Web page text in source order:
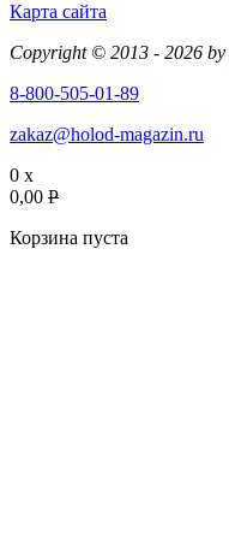
Карта сайта
Copyright © 2013 - 2026 by
8-800-505-01-89
zakaz@holod-magazin.ru
0 x
0,00 P
Корзина пуста